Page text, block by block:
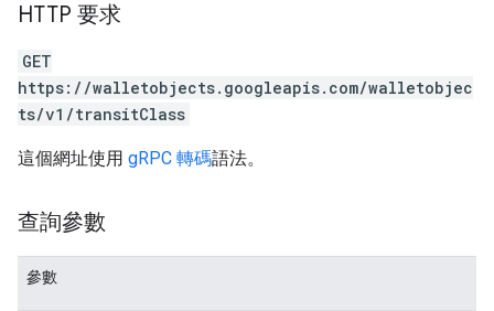
HTTP 要求
GET
https://walletobjects.googleapis.com/walletobjec
ts/v1/transitClass
這個網址使用 gRPC 轉碼語法。
查詢參數
參數